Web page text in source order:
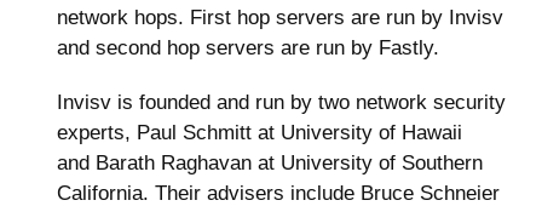
network hops. First hop servers are run by Invisv
and second hop servers are run by Fastly.
Invisv is founded and run by two network security
experts, Paul Schmitt at University of Hawaii
and Barath Raghavan at University of Southern
California. Their advisers include Bruce Schneier